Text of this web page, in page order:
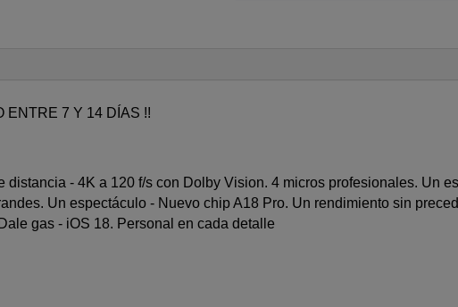
ENTRE 7 Y 14 DÍAS !!
distancia - 4K a 120 f/s con Dolby Vision. 4 micros profesionales. Un
Un espectáculo - Nuevo chip A18 Pro. Un rendimiento sin
gas - iOS 18. Personal en cada detalle